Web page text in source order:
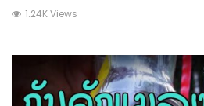
1.24K Views